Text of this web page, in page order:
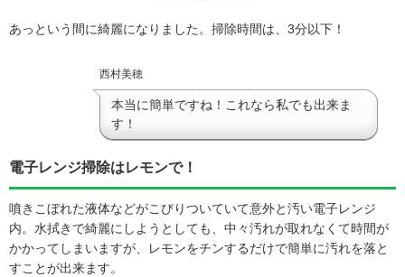
あっという間に綺麗になりました。掃除時間は、3分以下！
西村美穂
本当に簡単ですね！これなら私でも出来ま
す！
電子レンジ掃除はレモンで！
噴きこぼれた液体などがこびりついていて意外と汚い電子レンジ
内。水拭きで綺麗にしようとしても、中々汚れが取れなくて時間が
かかってしまいますが、レモンをチンするだけで簡単に汚れを落と
すことが出来ます。